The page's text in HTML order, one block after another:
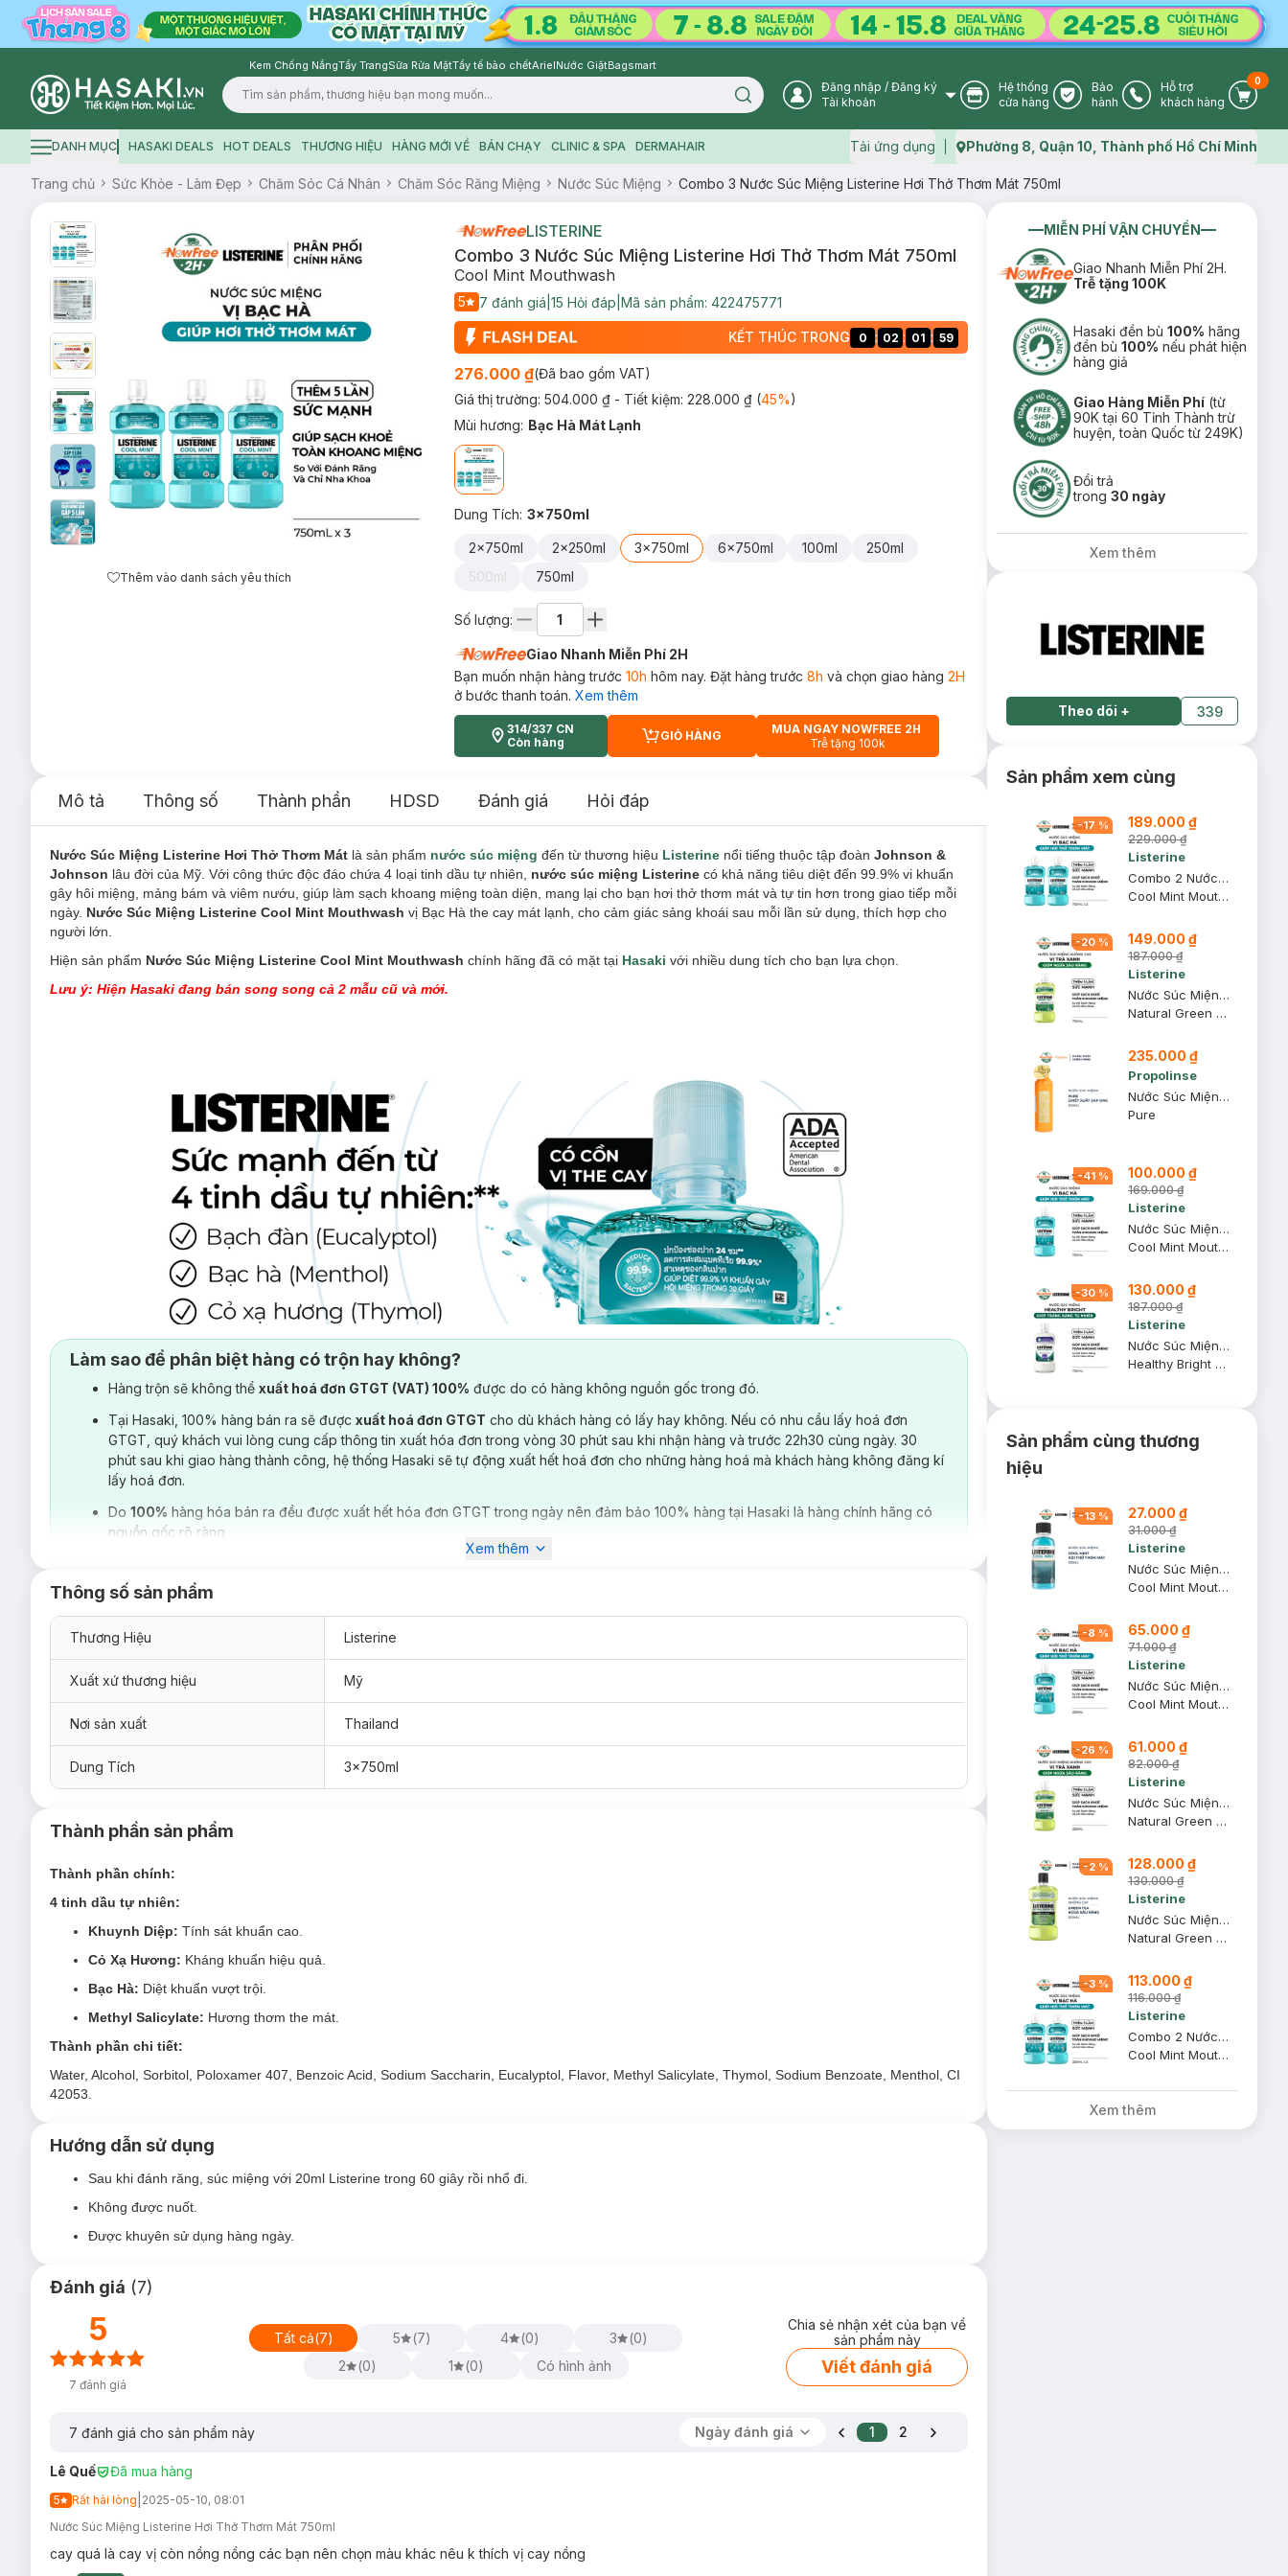
Kem Chống NắngTẩy TrangSữa Rửa MặtTẩy tế bào chếtArielNước GiặtBagsmart
Logo
Search icon User Icon
Đăng nhập / Đăng ký
Tài khoản
Store Icon
Hệ thống
cửa hàng
Warranty Icon
Bảo
hành
Phone Icon
Hỗ trợ
khách hàng
Cart
0
Hamburger icon
DANH MỤC HASAKI DEALS HOT DEALS THƯƠNG HIỆU HÀNG MỚI VỀ BÁN CHẠY CLINIC & SPA DERMAHAIR Tải ứng dụng Map icon
Phường 8, Quận 10, Thành phố Hồ Chí Minh
Trang chủ Sức Khỏe - Làm Đẹp Chăm Sóc Cá Nhân Chăm Sóc Răng Miệng Nước Súc Miệng Combo 3 Nước Súc Miệng Listerine Hơi Thở Thơm Mát 750ml
Thêm vào danh sách yêu thích
LISTERINE
Combo 3 Nước Súc Miệng Listerine Hơi Thở Thơm Mát 750ml
Cool Mint Mouthwash
5 7 đánh giá 15 Hỏi đáp Mã sản phẩm: 422475771
KẾT THÚC TRONG 0 : 02 : 01 : 58
276.000 ₫(Đã bao gồm VAT)
Giá thị trường: 504.000 ₫ - Tiết kiệm: 228.000 ₫(45%)
Mùi hương: Bạc Hà Mát Lạnh
Dung Tích: 3x750ml
2x750ml 2x250ml 3x750ml 6x750ml 100ml
250ml
500ml
750ml
Số lượng:
Giao Nhanh Miễn Phí 2H
Bạn muốn nhận hàng trước 10h hôm nay. Đặt hàng trước 8h và chọn giao hàng 2H
ở bước thanh toán. Xem thêm
314/337 CN
Còn hàng
CART PLUS ICON
GIỎ HÀNG
MUA NGAY NOWFREE 2H
Trễ tặng 100k
Mô tả Thông số Thành phần HDSD Đánh giá Hỏi đáp
Nước Súc Miệng Listerine Hơi Thở Thơm Mát là sản phẩm nước súc miệng đến từ thương hiệu Listerine nổi tiếng thuộc tập đoàn Johnson &
Johnson lâu đời của Mỹ. Với công thức độc đáo chứa 4 loại tinh dầu tự nhiên, nước súc miệng Listerine có khả năng tiêu diệt đến 99.9% vi khuẩn
gây hôi miệng, mảng bám và viêm nướu, giúp làm sạch khoang miệng toàn diện, mang lại cho bạn hơi thở thơm mát và tự tin hơn trong giao tiếp mỗi
ngày. Nước Súc Miệng Listerine Cool Mint Mouthwash vị Bạc Hà the cay mát lạnh, cho cảm giác sảng khoái sau mỗi lần sử dụng, thích hợp cho
người lớn.
Hiện sản phẩm Nước Súc Miệng Listerine Cool Mint Mouthwash chính hãng đã có mặt tại Hasaki với nhiều dung tích cho bạn lựa chọn.
Lưu ý: Hiện Hasaki đang bán song song cả 2 mẫu cũ và mới.
Làm sao để phân biệt hàng có trộn hay không?
Hàng trộn sẽ không thể xuất hoá đơn GTGT (VAT) 100% được do có hàng không nguồn gốc trong đó.
Tại Hasaki, 100% hàng bán ra sẽ được xuất hoá đơn GTGT cho dù khách hàng có lấy hay không. Nếu có nhu cầu lấy hoá đơn
GTGT, quý khách vui lòng cung cấp thông tin xuất hóa đơn trong vòng 30 phút sau khi nhận hàng và trước 22h30 cùng ngày. 30
phút sau khi giao hàng thành công, hệ thống Hasaki sẽ tự động xuất hết hoá đơn cho những hàng hoá mà khách hàng không đăng kí
lấy hoá đơn.
Do 100% hàng hóa bán ra đều được xuất hết hóa đơn GTGT trong ngày nên đảm bảo 100% hàng tại Hasaki là hàng chính hãng có
nguồn gốc rõ ràng.
Xem thêm
Thông số sản phẩm
Thương Hiệu Listerine
Xuất xứ thương hiệu Mỹ
Nơi sản xuất Thailand
Dung Tích 3x750ml
Thành phần sản phẩm
Thành phần chính:
4 tinh dầu tự nhiên:
Khuynh Diệp: Tính sát khuẩn cao.
Cỏ Xạ Hương: Kháng khuẩn hiệu quả.
Bạc Hà: Diệt khuẩn vượt trội.
Methyl Salicylate: Hương thơm the mát.
Thành phần chi tiết:
Water, Alcohol, Sorbitol, Poloxamer 407, Benzoic Acid, Sodium Saccharin, Eucalyptol, Flavor, Methyl Salicylate, Thymol, Sodium Benzoate, Menthol, CI
42053.
Hướng dẫn sử dụng
Sau khi đánh răng, súc miệng với 20ml Listerine trong 60 giây rồi nhổ đi.
Không được nuốt.
Được khuyên sử dụng hàng ngày.
Đánh giá (7)
5
7 đánh giá
Tất cả(7) 5 (7) 4 (0) 3 (0)
2
(0) 1 (0) Có hình ảnh
Chia sẻ nhận xét của bạn về
sản phẩm này
Viết đánh giá
7 đánh giá cho sản phẩm này Ngày đánh giá 1 2
Lê Quế Đã mua hàng
5 Rất hài lòng 2025-05-10, 08:01
Nước Súc Miệng Listerine Hơi Thở Thơm Mát 750ml
cay quá là cay vị còn nồng nồng các bạn nên chọn màu khác nêu k thích vị cay nồng
MIỄN PHÍ VẬN CHUYỂN
Giao Nhanh Miễn Phí 2H.
Trễ tặng 100K
Hasaki đền bù100% hãng
đền bù100% nếu phát hiện
hàng giả
Giao Hàng Miễn Phí (từ
90K tại 60 Tỉnh Thành trừ
huyện, toàn Quốc từ 249K)
Đổi trả
trong30 ngày
Xem thêm
Theo dõi + 339
Sản phẩm xem cùng
-17 % 189.000 ₫
229.000 ₫
Listerine
Combo 2 Nước Súc Miệng Listerine Hơi Thở Thơm Mát 750ml
Cool Mint Mouthwash
-20 % 149.000 ₫
187.000 ₫
Listerine
Nước Súc Miệng Listerine Trà Xanh Ngừa Sâu Răng 750ml
Natural Green Tea Zero Alcohol Multi-Action Mouthwash
235.000 ₫
Propolinse
Nước Súc Miệng Propolinse Chiết Xuất Sáp Ong 600ml
Pure
-41 % 100.000 ₫
169.000 ₫
Listerine
Nước Súc Miệng Listerine Hơi Thở Thơm Mát 750ml
Cool Mint Mouthwash
-30 % 130.000 ₫
187.000 ₫
Listerine
Nước Súc Miệng Listerine Giúp Răng Trắng Sáng 750ml
Healthy Bright Multi-Action Mouthwash
Sản phẩm cùng thương
hiệu
-13 % 27.000 ₫
31.000 ₫
Listerine
Nước Súc Miệng Listerine Hơi Thở Thơm Mát 100ml
Cool Mint Mouthwash
-8 % 65.000 ₫
71.000 ₫
Listerine
Nước Súc Miệng Listerine Hơi Thở Thơm Mát 250ml
Cool Mint Mouthwash
-26 % 61.000 ₫
82.000 ₫
Listerine
Nước Súc Miệng Listerine Trà Xanh Ngừa Sâu Răng 250ml
Natural Green Tea Zero Alcohol Multi-Action Mouthwash
-2 % 128.000 ₫
130.000 ₫
Listerine
Nước Súc Miệng Listerine Trà Xanh Ngừa Sâu Răng 500ml
Natural Green Tea Zero Alcohol Multi-Action Mouthwash
-3 % 113.000 ₫
116.000 ₫
Listerine
Combo 2 Nước Súc Miệng Listerine Hơi Thở Thơm Mát 250ml
Cool Mint Mouthwash
Xem thêm